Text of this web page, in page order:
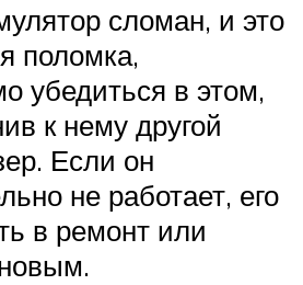
сломан, и это
поломка,
убедиться в этом,
к нему другой
Если он
не работает, его
в ремонт или